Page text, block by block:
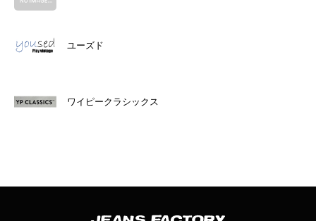
ユーズド
ワイピークラシックス